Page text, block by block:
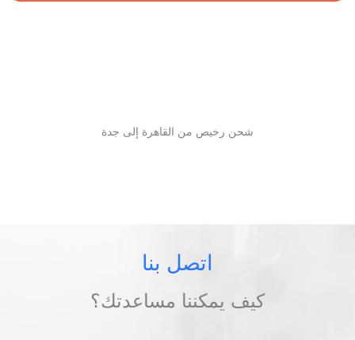
شحن رخيص من القاهرة إلى جدة
اتصل بنا
كيف يمكننا مساعدتك؟